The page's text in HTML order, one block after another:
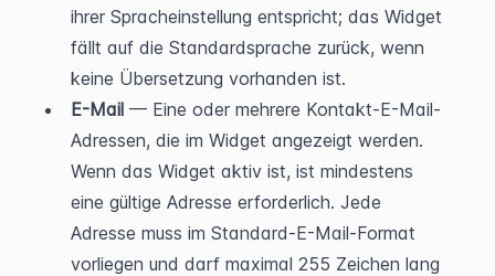
ihrer Spracheinstellung entspricht; das Widget
fällt auf die Standardsprache zurück, wenn
keine Übersetzung vorhanden ist.
E-Mail — Eine oder mehrere Kontakt-E-Mail-
Adressen, die im Widget angezeigt werden.
Wenn das Widget aktiv ist, ist mindestens
eine gültige Adresse erforderlich. Jede
Adresse muss im Standard-E-Mail-Format
vorliegen und darf maximal 255 Zeichen lang